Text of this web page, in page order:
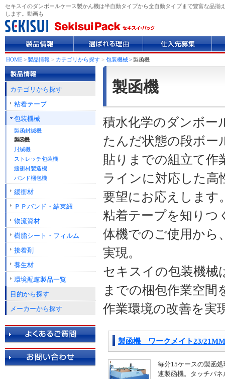
セキスイのダンボールケース製かん機は半自動タイプから全自動タイプまで豊富な品
します。動画も
品
情
報
ば
れ
理
入
先
集
業
HOME>製品情報 > カテゴリから探す > 包装機械>製函機
製函機
積水化学のダンボー
たんだ状態の段ボー
貼りまでの組立て作
ラインに対応した高
要望にお応えします
粘着テープを知りつ
体機でのご使用から
実現。
セキスイの包装機械
までの梱包作業空間
作業環境の改善を実
製函機 ワークメイト23/
毎分15ケースの製函
速製函機。タッチパ
カテゴリから探す
粘着テープ
包装機械
製函封緘機
製函機
封緘機
ストレッチ包装機
緩衝材製造機
バンド梱包機
緩衝材
ＰＰバンド・結束紐
物流資材
樹脂シート・フィルム
接着剤
養生材
環境配慮製品一覧
目的から探す
メーカーから探す